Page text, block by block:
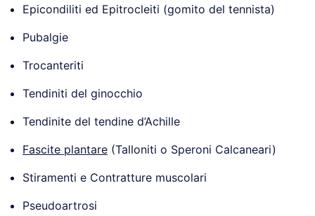
Epicondiliti ed Epitrocleiti (gomito del tennista)
Pubalgie
Trocanteriti
Tendiniti del ginocchio
Tendinite del tendine d’Achille
Fascite plantare (Talloniti o Speroni Calcaneari)
Stiramenti e Contratture muscolari
Pseudoartrosi